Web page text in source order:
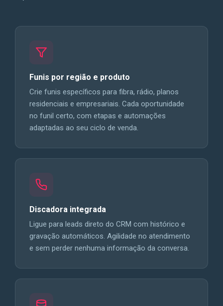
Funis por região e produto
Crie funis específicos para fibra, rádio, planos
residenciais e empresariais. Cada oportunidade
no funil certo, com etapas e automações
adaptadas ao seu ciclo de venda.
Discadora integrada
Ligue para leads direto do CRM com histórico e
gravação automáticos. Agilidade no atendimento
e sem perder nenhuma informação da conversa.